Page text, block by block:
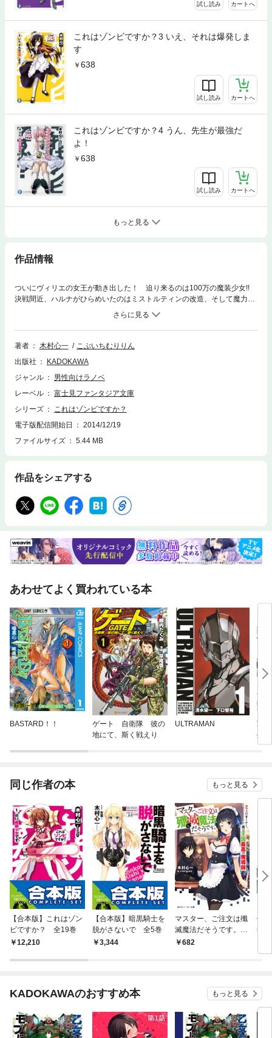
試し読み カートへ
これはゾンビですか？3 いえ、それは爆発しま
す
638
試し読み カートへ
これはゾンビですか？4 うん、先生が最強だ
よ！
638
試し読み カートへ
もっと見る
作品情報
ついにヴィリエの女王が動き出した！ 迫り来るのは100万の魔装少女!!
決戦間近、ハルナがひらめいたのはミストルティンの改造、そして魔力で
はなく“歩は気持ち悪い”という思念を利用することで!?
著者 木村心一
こぶいちむりりん
出版社
KADOKAWA
ジャンル
男性向けラノベ
レーベル
富士見ファンタジア文庫
シリーズ
これはゾンビですか？
電子版配信開始日
2014/12/19
ファイルサイズ
5.44 MB
作品をシェアする
あわせてよく買われている本
BASTARD！！
ゲート 自衛隊 彼の
地にて、斯く戦えり
ULTRAMAN
軍
生
軍
同じ作者の本 もっと見る
【合本版】これはゾン
ビですか？ 全19巻
12,210
【合本版】暗黒騎士を
脱がさないで 全5巻
3,344
マスター、ご注文は殲
滅魔法だそうです。
カフェのオーナー、実
682
俺
持
KADOKAWAのおすすめ本 もっと見る